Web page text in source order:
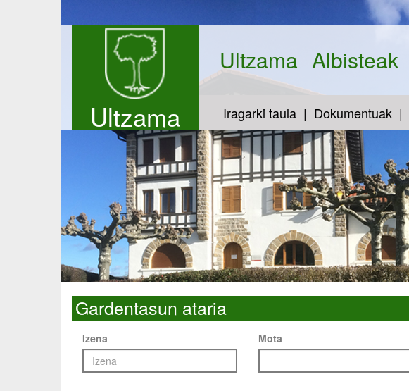
Ultzama
Ultzama Albisteak
Iragarki taula Dokumentuak
Gardentasun ataria
Izena
Mota